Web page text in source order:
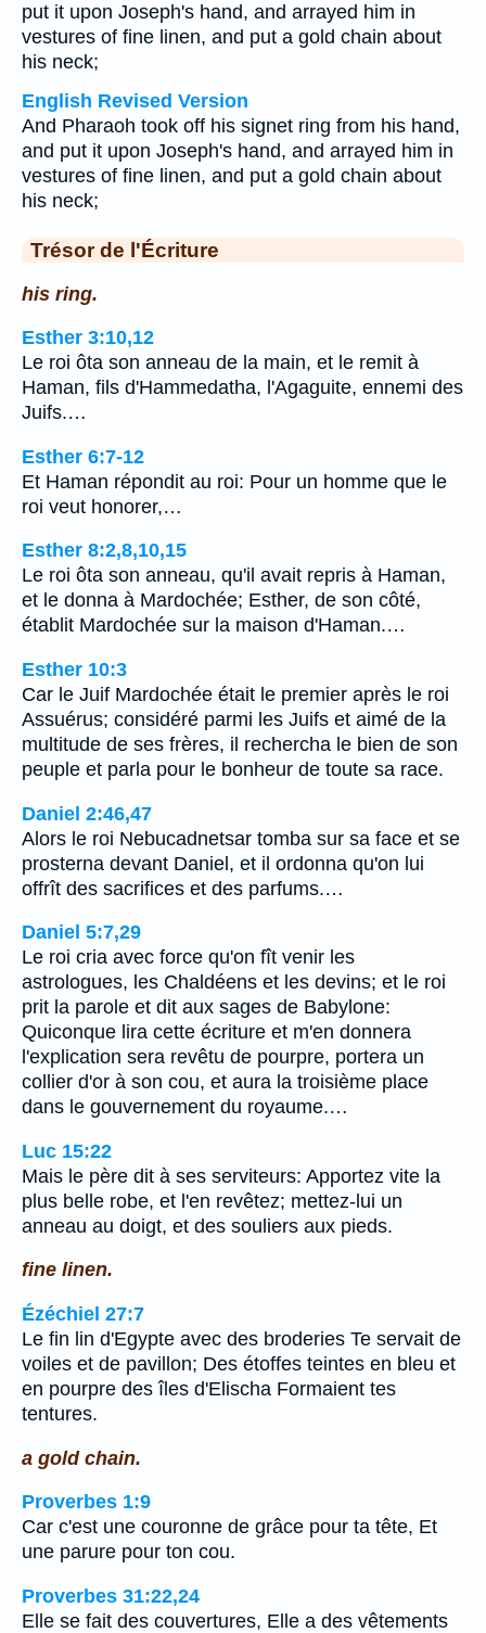
put it upon Joseph's hand, and arrayed him in
vestures of fine linen, and put a gold chain about
his neck;
English Revised Version
And Pharaoh took off his signet ring from his hand,
and put it upon Joseph's hand, and arrayed him in
vestures of fine linen, and put a gold chain about
his neck;
Trésor de l'Écriture
his ring.
Esther 3:10,12
Le roi ôta son anneau de la main, et le remit à
Haman, fils d'Hammedatha, l'Agaguite, ennemi des
Juifs.…
Esther 6:7-12
Et Haman répondit au roi: Pour un homme que le
roi veut honorer,…
Esther 8:2,8,10,15
Le roi ôta son anneau, qu'il avait repris à Haman,
et le donna à Mardochée; Esther, de son côté,
établit Mardochée sur la maison d'Haman.…
Esther 10:3
Car le Juif Mardochée était le premier après le roi
Assuérus; considéré parmi les Juifs et aimé de la
multitude de ses frères, il rechercha le bien de son
peuple et parla pour le bonheur de toute sa race.
Daniel 2:46,47
Alors le roi Nebucadnetsar tomba sur sa face et se
prosterna devant Daniel, et il ordonna qu'on lui
offrît des sacrifices et des parfums.…
Daniel 5:7,29
Le roi cria avec force qu'on fît venir les
astrologues, les Chaldéens et les devins; et le roi
prit la parole et dit aux sages de Babylone:
Quiconque lira cette écriture et m'en donnera
l'explication sera revêtu de pourpre, portera un
collier d'or à son cou, et aura la troisième place
dans le gouvernement du royaume.…
Luc 15:22
Mais le père dit à ses serviteurs: Apportez vite la
plus belle robe, et l'en revêtez; mettez-lui un
anneau au doigt, et des souliers aux pieds.
fine linen.
Ézéchiel 27:7
Le fin lin d'Egypte avec des broderies Te servait de
voiles et de pavillon; Des étoffes teintes en bleu et
en pourpre des îles d'Elischa Formaient tes
tentures.
a gold chain.
Proverbes 1:9
Car c'est une couronne de grâce pour ta tête, Et
une parure pour ton cou.
Proverbes 31:22,24
Elle se fait des couvertures, Elle a des vêtements